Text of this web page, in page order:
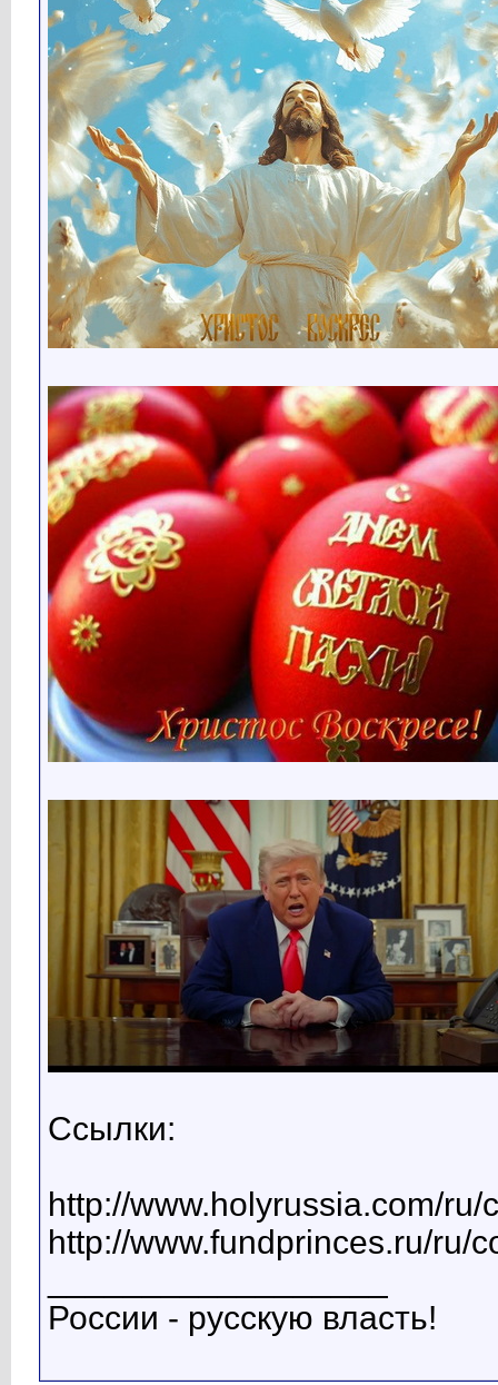
Ссылки:
http://www.holyrussia.com/ru/
http://www.fundprinces.ru/ru/
России - русскую власть!